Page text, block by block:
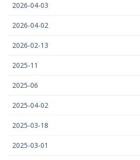
2026-04-03
2026-04-02
2026-02-13
2025-11
2025-06
2025-04-02
2025-03-18
2025-03-01